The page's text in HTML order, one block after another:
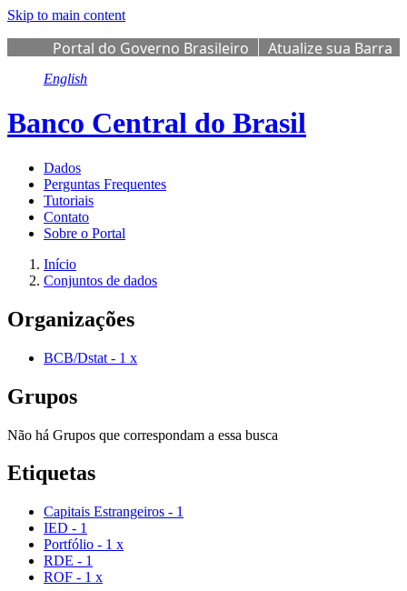
Skip to main content
Portal do Governo Brasileiro
Atualize sua Barra
English
Banco Central do Brasil
Dados
Perguntas Frequentes
Tutoriais
Contato
Sobre o Portal
Início
Conjuntos de dados
Organizações
BCB/Dstat - 1 x
Grupos
Não há Grupos que correspondam a essa busca
Etiquetas
Capitais Estrangeiros - 1
IED - 1
Portfólio - 1 x
RDE - 1
ROF - 1 x